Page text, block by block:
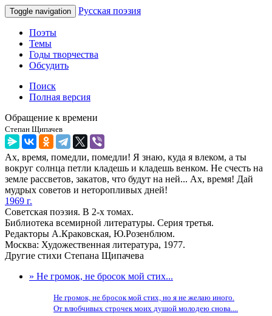
Toggle navigation Русская поэзия
Поэты
Темы
Годы творчества
Обсудить
Поиск
Полная версия
Обращение к времени
Степан Щипачев
Ах, время, помедли, помедли! Я знаю, куда я влеком, а ты
вокруг солнца петли кладешь и кладешь венком. Не счесть на
земле рассветов, закатов, что будут на ней... Ах, время! Дай
мудрых советов и неторопливых дней!
1969 г.
Советская поэзия. В 2-х томах.
Библиотека всемирной литературы. Серия третья.
Редакторы А.Краковская, Ю.Розенблюм.
Москва: Художественная литература, 1977.
Другие стихи Степана Щипачева
» Не громок, не бросок мой стих...
Не громок, не бросок мой стих, но я не желаю иного.
От влюбчивых строчек моих душой молодею снова....